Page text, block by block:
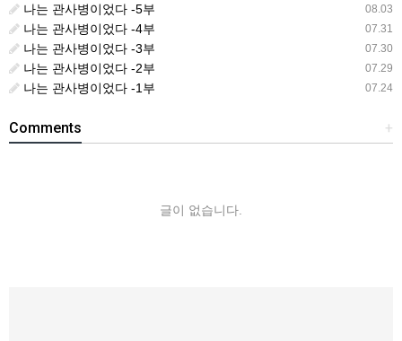
08.03
나는 관사병이었다 -5부
07.31
나는 관사병이었다 -4부
07.30
나는 관사병이었다 -3부
07.29
나는 관사병이었다 -2부
07.24
나는 관사병이었다 -1부
+
Comments
글이 없습니다.